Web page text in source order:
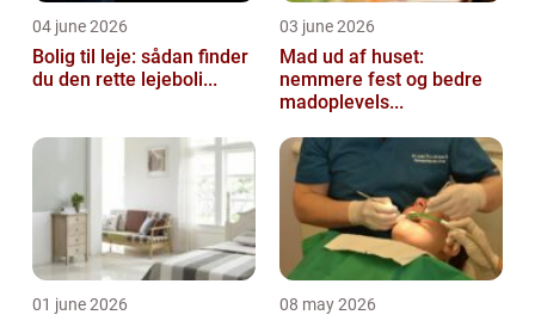
04 june 2026
Bolig til leje: sådan finder
du den rette lejeboli...
03 june 2026
Mad ud af huset:
nemmere fest og bedre
madoplevels...
01 june 2026 08 may 2026